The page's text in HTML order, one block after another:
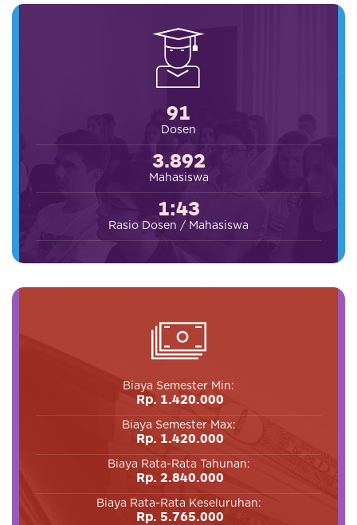
91
Dosen
3.892
Mahasiswa
1:43
Rasio Dosen / Mahasiswa
Biaya Semester Min:
Rp. 1.420.000
Biaya Semester Max:
Rp. 1.420.000
Biaya Rata-Rata Tahunan:
Rp. 2.840.000
Biaya Rata-Rata Keseluruhan:
Rp. 5.765.000